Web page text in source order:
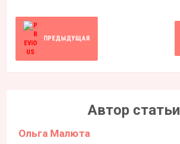
ПРЕДЫДУЩАЯ
Автор статьи
Ольга Малюта